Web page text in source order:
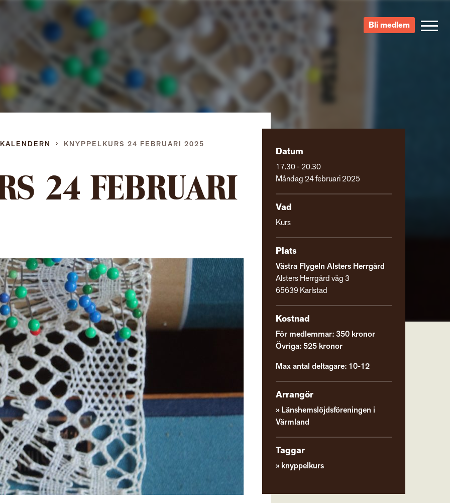
Bli medlem
KNYPPELKURS 24 FEBRUARI 2025
24 FEBRUARI
Datum
17.30 - 20.30
Måndag 24 februari 2025
Vad
Kurs
Plats
Västra Flygeln Alsters Herrgård
Alsters Herrgård väg 3
65639 Karlstad
Kostnad
För medlemmar: 350 kronor
Övriga: 525 kronor
Max antal deltagare: 10-12
Arrangör
Länshemslöjdsföreningen i
Värmland
Taggar
knyppelkurs